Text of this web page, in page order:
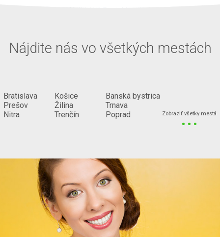
Nájdite nás vo všetkých mestách
Bratislava
Prešov
Nitra
Košice
Žilina
Trenčín
Banská bystrica
Trnava
Poprad
Zobraziť všetky mestá
...